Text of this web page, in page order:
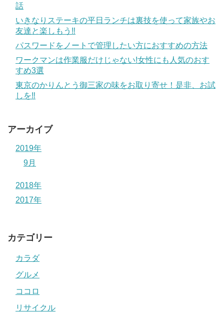
話
いきなりステーキの平日ランチは裏技を使って家族やお
友達と楽しもう‼
パスワードをノートで管理したい方におすすめの方法
ワークマンは作業服だけじゃない!女性にも人気のおす
すめ3選
東京のかりんとう御三家の味をお取り寄せ！是非、お試
しを‼
アーカイブ
2019年
9月
2018年
2017年
カテゴリー
カラダ
グルメ
ココロ
リサイクル